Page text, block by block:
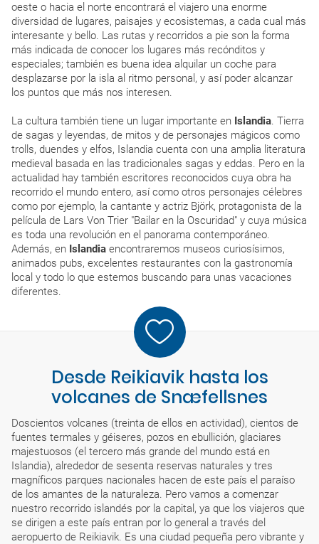
oeste o hacia el norte encontrará el viajero una enorme
diversidad de lugares, paisajes y ecosistemas, a cada cual más
interesante y bello. Las rutas y recorridos a pie son la forma
más indicada de conocer los lugares más recónditos y
especiales; también es buena idea alquilar un coche para
desplazarse por la isla al ritmo personal, y así poder alcanzar
los puntos que más nos interesen.
La cultura también tiene un lugar importante en Islandia. Tierra
de sagas y leyendas, de mitos y de personajes mágicos como
trolls, duendes y elfos, Islandia cuenta con una amplia literatura
medieval basada en las tradicionales sagas y eddas. Pero en la
actualidad hay también escritores reconocidos cuya obra ha
recorrido el mundo entero, así como otros personajes célebres
como por ejemplo, la cantante y actriz Björk, protagonista de la
película de Lars Von Trier "Bailar en la Oscuridad" y cuya música
es toda una revolución en el panorama contemporáneo.
Además, en Islandia encontraremos museos curiosísimos,
animados pubs, excelentes restaurantes con la gastronomía
local y todo lo que estemos buscando para unas vacaciones
diferentes.
Desde Reikiavik hasta los
volcanes de Snæfellsnes
Doscientos volcanes (treinta de ellos en actividad), cientos de
fuentes termales y géiseres, pozos en ebullición, glaciares
majestuosos (el tercero más grande del mundo está en
Islandia), alrededor de sesenta reservas naturales y tres
magníficos parques nacionales hacen de este país el paraíso
de los amantes de la naturaleza. Pero vamos a comenzar
nuestro recorrido islandés por la capital, ya que los viajeros que
se dirigen a este país entran por lo general a través del
aeropuerto de Reikiavik. Es una ciudad pequeña pero vibrante y